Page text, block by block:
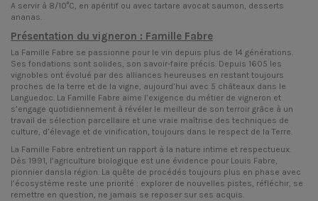
A servir à 8/10°C, en apéritif ou avec tartare avocat saumon, desserts
ananas.
Présentation du vigneron : Famille Fabre
La Famille Fabre se passionne pour le vin depuis plus de 14 générations.
Ses fondations sont solides, son savoir-faire précis. Depuis 1605 les
vignobles ont évolué par des alliances heureuses en restant toujours
proches de la terre et de la vigne, aujourd’hui avec 5 châteaux dans le
Languedoc. La Famille Fabre aime l’exigence du métier de vigneron et
s’engage quotidiennement à révéler le meilleur de son terroir grâce à un
travail de sélection parcellaire et une vraie maîtrise des techniques de
culture, d’élevage et de vinification, toujours dans le respect de la Terre.
La Famille Fabre entretient un rapport à la nature intime et respectueux.
Dès 1991, l’agriculture biologique est une évidence pour Louis Fabre,
pionnier dansla région. La quête de procédés toujours plus en phase avec
l’écosystème reste une priorité : explorer de nouvelles pistes, réfléchir, se
remettre en question, ne jamais se reposer sur ses acquis.